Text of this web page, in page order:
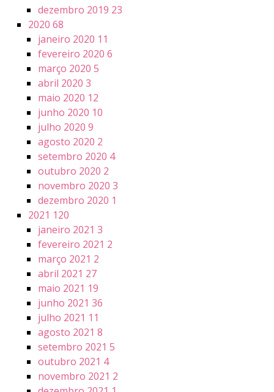
dezembro 2019 23
2020 68
janeiro 2020 11
fevereiro 2020 6
março 2020 5
abril 2020 3
maio 2020 12
junho 2020 10
julho 2020 9
agosto 2020 2
setembro 2020 4
outubro 2020 2
novembro 2020 3
dezembro 2020 1
2021 120
janeiro 2021 3
fevereiro 2021 2
março 2021 2
abril 2021 27
maio 2021 19
junho 2021 36
julho 2021 11
agosto 2021 8
setembro 2021 5
outubro 2021 4
novembro 2021 2